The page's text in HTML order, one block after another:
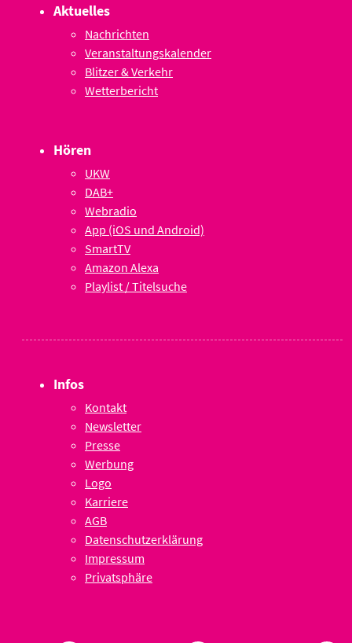
Aktuelles
Nachrichten
Veranstaltungskalender
Blitzer & Verkehr
Wetterbericht
Hören
UKW
DAB+
Webradio
App (iOS und Android)
SmartTV
Amazon Alexa
Playlist / Titelsuche
Infos
Kontakt
Newsletter
Presse
Werbung
Logo
Karriere
AGB
Datenschutzerklärung
Impressum
Privatsphäre